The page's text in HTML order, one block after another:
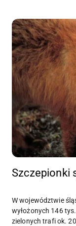
Szczepionki
W województwie
wyłożonych 146
zielonych trafi ok.